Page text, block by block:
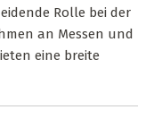
Rolle bei der
an Messen und
eine breite